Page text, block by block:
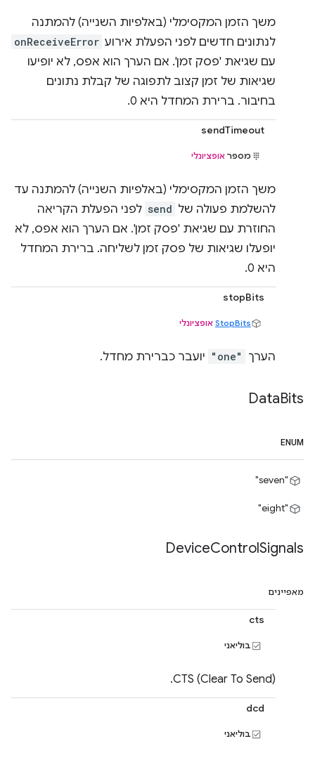
משך הזמן המקסימלי (באלפיות השנייה) להמתנה
לנתונים חדשים לפני הפעלת אירוע onReceiveError
עם שגיאת 'פסק זמן'. אם הערך הוא אפס, לא יופיעו
שגיאות של זמן קצוב לתפוגה של קבלת נתונים
בחיבור. ברירת המחדל היא 0.
sendTimeout
מספר אופציונלי
משך הזמן המקסימלי (באלפיות השנייה) להמתנה עד
להשלמת פעולה של send לפני הפעלת הקריאה
החוזרת עם שגיאת 'פסק זמן'. אם הערך הוא אפס, לא
יופעלו שגיאות של פסק זמן לשליחה. ברירת המחדל
היא 0.
stopBits
StopBits אופציונלי
הערך "one" יועבר כברירת מחדל.
DataBits
ENUM
"seven"
"eight"
DeviceControlSignals
מאפיינים
cts
בוליאני
CTS (Clear To Send).
dcd
בוליאני